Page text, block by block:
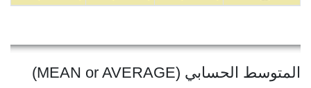
المتوسط الحسابي (MEAN or AVERAGE)